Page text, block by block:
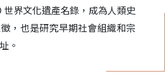
世界文化遺產名錄，成為人類史
，也是研究早期社會組織和宗
。